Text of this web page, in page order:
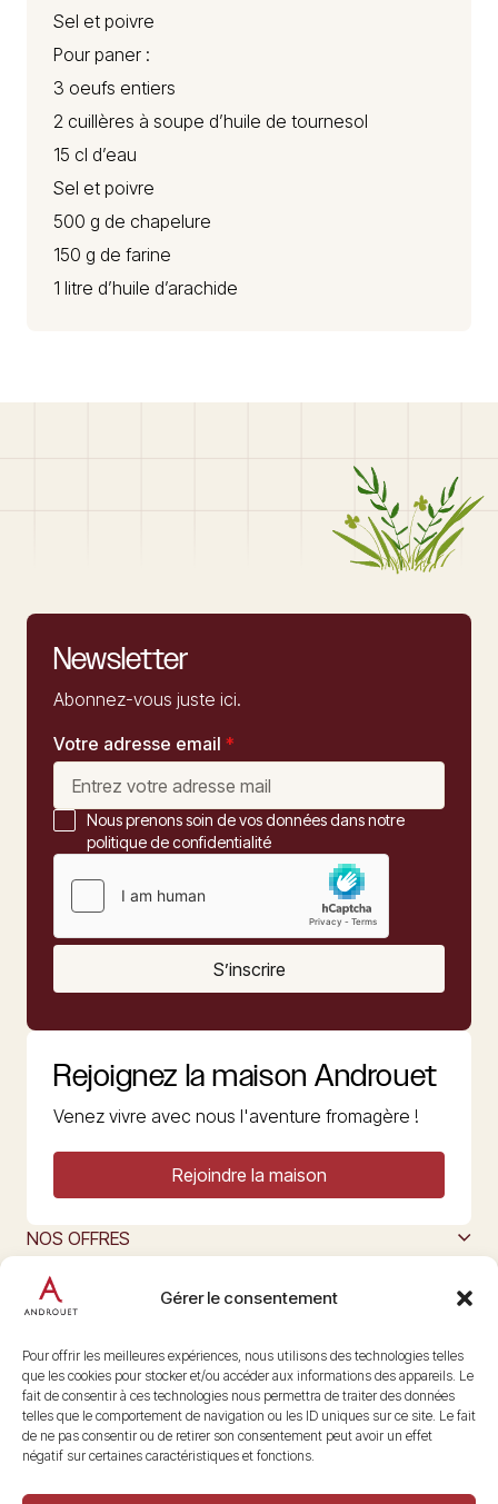
Gérer le consentement
Pour offrir les meilleures expériences, nous utilisons des technologies telles
que les cookies pour stocker et/ou accéder aux informations des appareils. Le
fait de consentir à ces technologies nous permettra de traiter des données
telles que le comportement de navigation ou les ID uniques sur ce site. Le fait
de ne pas consentir ou de retirer son consentement peut avoir un effet
négatif sur certaines caractéristiques et fonctions.
Sel et poivre
Pour paner :
3 oeufs entiers
2 cuillères à soupe d’huile de tournesol
15 cl d’eau
Sel et poivre
500 g de chapelure
150 g de farine
1 litre d’huile d’arachide
Newsletter
Abonnez-vous juste ici.
Votre adresse email *
Nous prenons soin de vos données dans notre
politique de confidentialité
S’inscrire
Rejoignez la maison Androuet
Venez vivre avec nous l'aventure fromagère !
Rejoindre la maison
NOS OFFRES
L’ART DU FROMAGE
Nous suivre
@maisonandrouet
Copyright © 2026 Androuet
Site parMake the Grade